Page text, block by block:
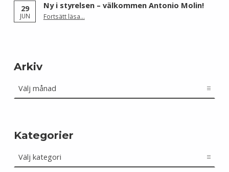
29
JUN
Ny i styrelsen – välkommen Antonio Molin!
Fortsätt läsa“Ny i styrelsen – välkommen Antonio Molin!”
…
Arkiv
Kategorier